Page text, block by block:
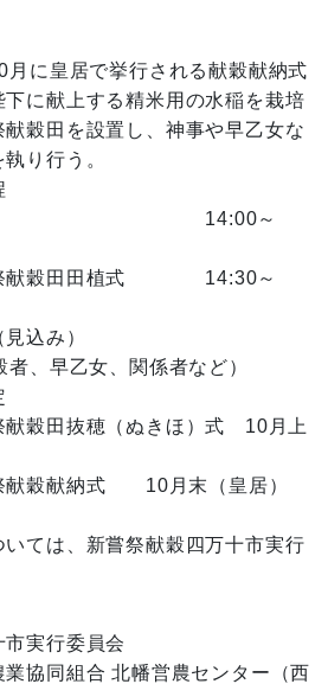
皇居で挙行される献穀献納式
下に献上する精米用の水稲を栽培
穀田を設置し、神事や早乙女な
り行う。
　　　　　　　　14:00～
田田植式　　　　14:30～
込み）
早乙女、関係者など）
田抜穂（ぬきほ）式　10月上
献納式　　10月末（皇居）
は、新嘗祭献穀四万十市実行
実行委員会
協同組合 北幡営農センター（西